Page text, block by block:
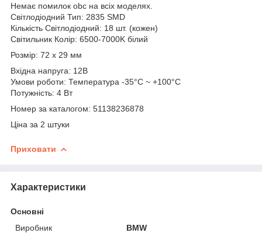
Немає помилок obc на всіх моделях.
Світлодіодний Тип: 2835 SMD
Кількість Світлодіодний: 18 шт. (кожен)
Світильник Колір: 6500-7000K білий
Розмір: 72 х 29 мм
Вхідна напруга: 12В
Умови роботи: Температура -35°C ~ +100°C
Потужність: 4 Вт
Номер за каталогом: 51138236878
Ціна за 2 штуки
Приховати
Характеристики
Основні
Виробник
BMW